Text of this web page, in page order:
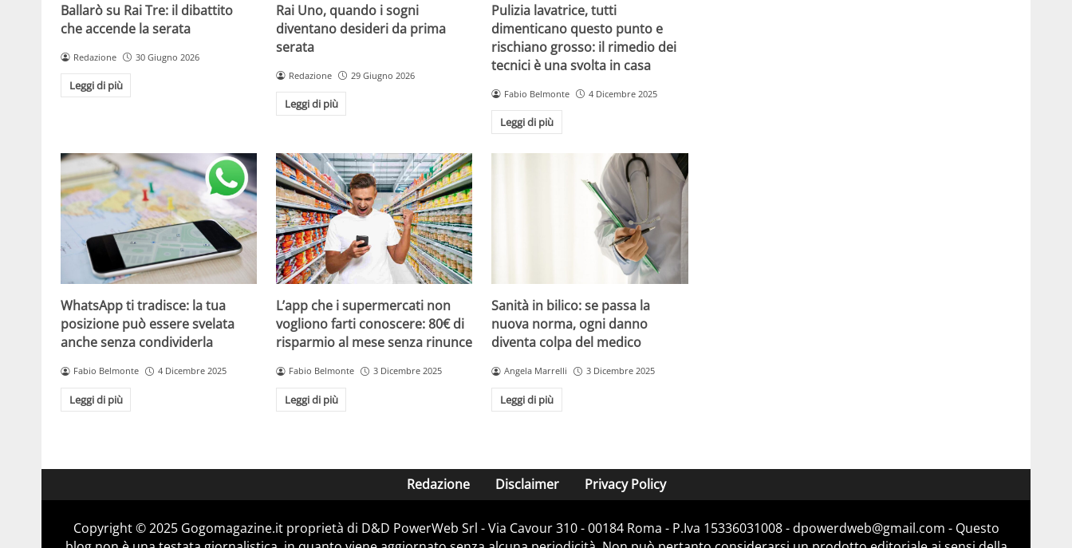
Ballarò su Rai Tre: il dibattito
che accende la serata
Redazione 30 Giugno 2026
Leggi di più
Rai Uno, quando i sogni
diventano desideri da prima
serata
Redazione 29 Giugno 2026
Leggi di più
Pulizia lavatrice, tutti
dimenticano questo punto e
rischiano grosso: il rimedio dei
tecnici è una svolta in casa
Fabio Belmonte 4 Dicembre 2025
Leggi di più
WhatsApp ti tradisce: la tua
posizione può essere svelata
anche senza condividerla
Fabio Belmonte 4 Dicembre 2025
Leggi di più
L’app che i supermercati non
vogliono farti conoscere: 80€ di
risparmio al mese senza rinunce
Fabio Belmonte 3 Dicembre 2025
Leggi di più
Sanità in bilico: se passa la
nuova norma, ogni danno
diventa colpa del medico
Angela Marrelli 3 Dicembre 2025
Leggi di più
Redazione Disclaimer Privacy Policy
Copyright © 2025 Gogomagazine.it proprietà di D&D PowerWeb Srl - Via Cavour 310 - 00184 Roma - P.Iva 15336031008 - dpowerdweb@gmail.com - Questo